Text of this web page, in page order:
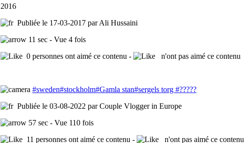
2016
Publiée le 17-03-2017 par Ali Hussaini
11 sec - Vue 4 fois
0 personnes ont aimé ce contenu -
n'ont pas aimé ce contenu
#sweden#stockholm#Gamla stan#sergels torg #?????
Publiée le 03-08-2022 par Couple Vlogger in Europe
57 sec - Vue 110 fois
11 personnes ont aimé ce contenu -
n'ont pas aimé ce contenu